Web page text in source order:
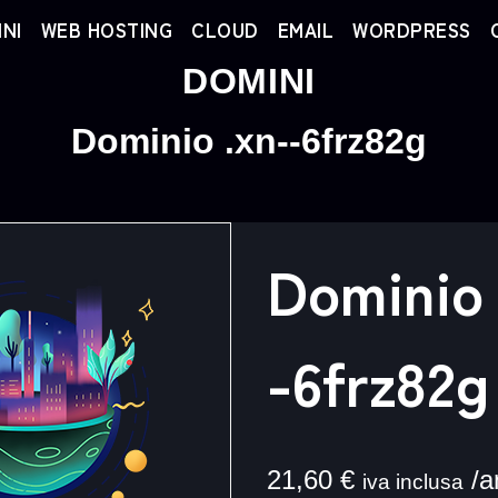
WEB HOSTING CLOUD EMAIL WORDPRESS
DOMINI
Dominio .xn--6frz82g
-6frz82g
21,60 € iva inclusa /